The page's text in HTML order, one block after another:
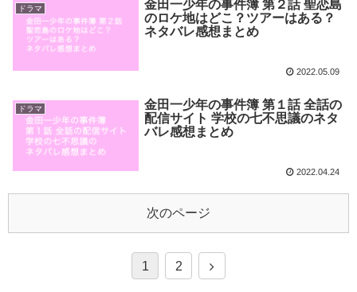
ドラマ
金田一少年の事件簿 第２話 聖恋島
のロケ地はどこ？ツアーはある？
ネタバレ感想まとめ
2022.05.09
ドラマ
金田一少年の事件簿 第１話 全話の
配信サイト 学校の七不思議のネタ
バレ感想まとめ
2022.04.24
次のページ
1 2